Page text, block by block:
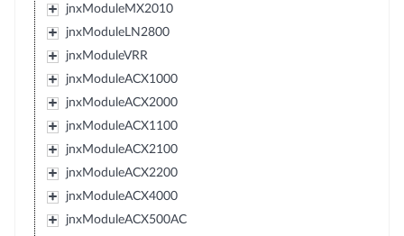
jnxModuleMX2010
jnxModuleLN2800
jnxModuleVRR
jnxModuleACX1000
jnxModuleACX2000
jnxModuleACX1100
jnxModuleACX2100
jnxModuleACX2200
jnxModuleACX4000
jnxModuleACX500AC